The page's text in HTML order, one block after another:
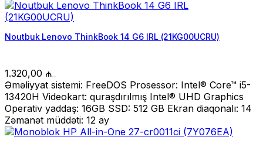
Noutbuk Lenovo ThinkBook 14 G6 IRL (21KG00UCRU)
1.320,00 ₼
Əməliyyat sistemi: FreeDOS Prosessor: Intel® Core™ i5-
13420H Videokart: quraşdırılmış Intel® UHD Graphics
Operativ yaddaş: 16GB SSD: 512 GB Ekran diaqonalı: 14
Zəmanət müddəti: 12 ay